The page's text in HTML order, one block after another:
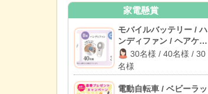
家電懸賞
モバイルバッテリー / ハ
ンディファン / ヘアケア
剤セット
30名様 / 40名様 / 30
名様
電動自転車 / ベビーラッ